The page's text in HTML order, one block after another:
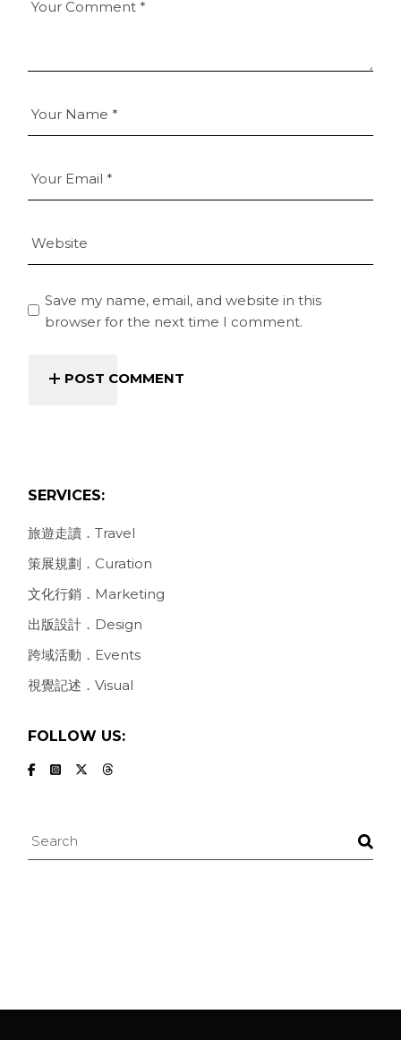
Save my name, email, and website in this
browser for the next time I comment.
POST COMMENT
SERVICES:
旅遊走讀．Travel
策展規劃．Curation
文化行銷．Marketing
出版設計．Design
跨域活動．Events
視覺記述．Visual
FOLLOW US:
Search